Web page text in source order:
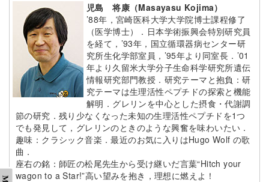
児島 将康（Masayasu Kojima）
’88年，宮崎医科大学大学院博士課程修了
（医学博士）．日本学術振興会特別研究員
を経て，’93年，国立循環器病センター研
究所生化学部室員，’95年より同室長．’01
年より久留米大学分子生命科学研究所遺伝
情報研究部門教授．研究テーマと抱負：研
究テーマは生理活性ペプチドの探索と機能
解明．グレリンを中心とした摂食・代謝調
節の研究．残り少なくなった未知の生理活性ペプチドを1つ
でも発見して，グレリンのときのような興奮を味わいたい．
趣味：クラシック音楽．最近のお気に入りはHugo Wolf の歌
曲．
座右の銘：師匠の松尾先生から受け継いだ言葉“Hitch your
wagon to a Star!”高い望みを抱き，理想に燃えよ！